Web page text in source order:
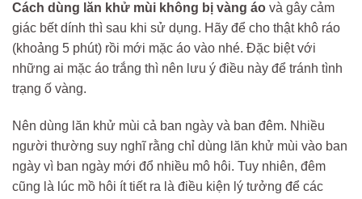
Cách dùng lăn khử mùi không bị vàng áo và gây cảm
giác bết dính thì sau khi sử dụng. Hãy để cho thật khô ráo
(khoảng 5 phút) rồi mới mặc áo vào nhé. Đặc biệt với
những ai mặc áo trắng thì nên lưu ý điều này để tránh tình
trạng ố vàng.
Nên dùng lăn khử mùi cả ban ngày và ban đêm. Nhiều
người thường suy nghĩ rằng chỉ dùng lăn khử mùi vào ban
ngày vì ban ngày mới đổ nhiều mô hôi. Tuy nhiên, đêm
cũng là lúc mồ hôi ít tiết ra là điều kiện lý tưởng để các